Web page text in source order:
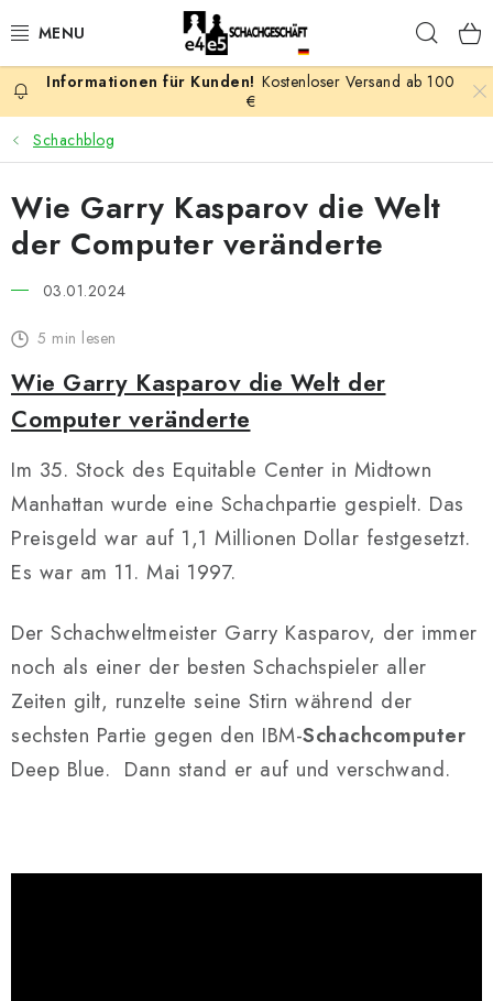
Inhalt
AKTION
SCHACHSPIELE
SCHACHFIGUREN
SCHACHBRETTER
SCHACHBÜCHER
SCHACH-ANTIQUITÄTENLADEN
SCHACH ONLINE
SCHACH-MERCH
GESCHÄFTSBEDINGUNGEN
KONTAKT
Kontakt
Kostenloser Versand ab 100
€
Schachblog
Wie Garry Kasparov die Welt
der Computer veränderte
03.01.2024
5 min lesen
Wie Garry Kasparov die Welt der
Computer veränderte
Im 35. Stock des Equitable Center in Midtown
Manhattan wurde eine Schachpartie gespielt. Das
Preisgeld war auf 1,1 Millionen Dollar festgesetzt.
Es war am 11. Mai 1997.
Der Schachweltmeister Garry Kasparov, der immer
noch als einer der besten Schachspieler aller
Zeiten gilt, runzelte seine Stirn während der
sechsten Partie gegen den IBM-Schachcomputer
Deep Blue. Dann stand er auf und verschwand.